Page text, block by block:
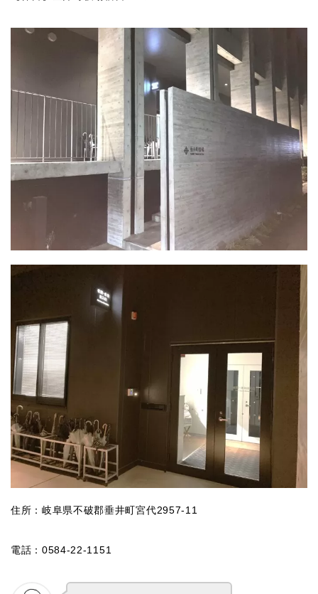
住所：岐阜県不破郡垂井町宮代2957-11
電話：0584-22-1151